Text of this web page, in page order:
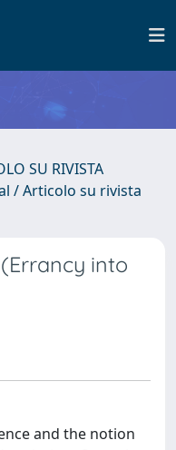
SU RIVISTA
/ Articolo su rivista
into
and the notion